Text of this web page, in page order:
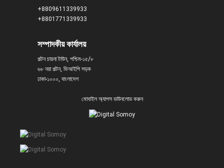
+8809611339933
+8801771339933
সম্পাদকীয় কার্যালয়
পল্টন চায়না টাউন, পশ্চিম-১৫/৮
৬৮ নয়া পল্টন, ভিআইপি সড়ক
ঢাকা-১০০০, বাংলাদেশ
মোবাইল অ্যাপস ডাউনলোড করুন